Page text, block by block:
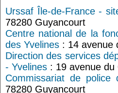
Urssaf Île-de-France -
78280 Guyancourt
Centre national de la
des Yvelines : 14 avenue
Direction des services
- Yvelines : 19 avenue
Commissariat de police
78280 Guyancourt